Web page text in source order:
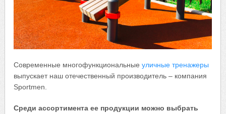
Современные многофункциональныеуличные тренажеры
выпускает наш отечественный производитель – компания
Sportmen.
Среди ассортимента ее продукции можно выбрать